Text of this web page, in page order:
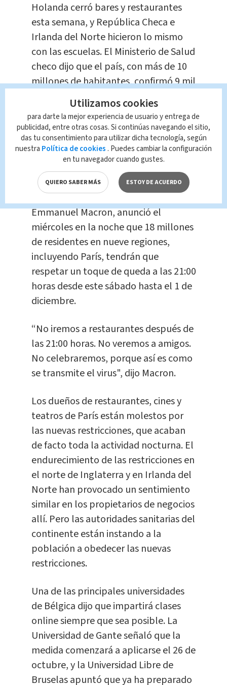
Holanda cerró bares y restaurantes
esta semana, y República Checa e
Irlanda del Norte hicieron lo mismo
con las escuelas. El Ministerio de Salud
checo dijo que el país, con más de 10
millones de habitantes, confirmó 9 mil
544 nuevos casos el miércoles, 900
más que su anterior récord, alcanzado
hace menos de una semana. El
gobierno dijo que los hospitales
podrían alcanzar su máxima
capacidad a finales de octubre.
Por su parte, el presidente de Francia,
Emmanuel Macron, anunció el
miércoles en la noche que 18 millones
de residentes en nueve regiones,
incluyendo París, tendrán que
respetar un toque de queda a las 21:00
horas desde este sábado hasta el 1 de
diciembre.
“No iremos a restaurantes después de
las 21:00 horas. No veremos a amigos.
No celebraremos, porque así es como
se transmite el virus", dijo Macron.
Los dueños de restaurantes, cines y
teatros de París están molestos por
las nuevas restricciones, que acaban
de facto toda la actividad nocturna. El
endurecimiento de las restricciones en
el norte de Inglaterra y en Irlanda del
Norte han provocado un sentimiento
similar en los propietarios de negocios
allí. Pero las autoridades sanitarias del
continente están instando a la
población a obedecer las nuevas
restricciones.
Una de las principales universidades
de Bélgica dijo que impartirá clases
online siempre que sea posible. La
Universidad de Gante señaló que la
medida comenzará a aplicarse el 26 de
octubre, y la Universidad Libre de
Bruselas apuntó que ya ha preparado
Utilizamos cookies
para darte la mejor experiencia de usuario y entrega de
publicidad, entre otras cosas. Si continúas navegando el sitio,
das tu consentimiento para utilizar dicha tecnología, según
nuestra Política de cookies . Puedes cambiar la configuración
en tu navegador cuando gustes.
QUIERO SABER MÁS ESTOY DE ACUERDO